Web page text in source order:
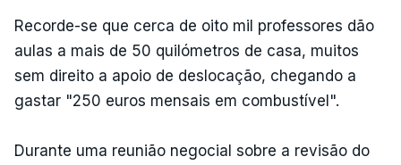
Recorde-se que cerca de oito mil professores dão
aulas a mais de 50 quilómetros de casa, muitos
sem direito a apoio de deslocação, chegando a
gastar "250 euros mensais em combustível".
Durante uma reunião negocial sobre a revisão do